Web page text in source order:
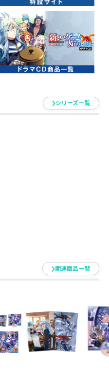
思いに素材集めに勤しんで
レオの悲鳴が響きわたり
殊ダンジョン【究極と至
イルに描かれた薔薇とジ
続々！ 豪華キャスト陣
された者たちの無自覚最
シリーズ一覧
関連商品一覧